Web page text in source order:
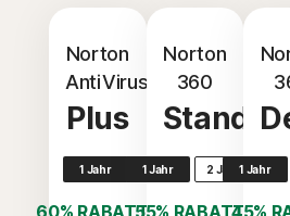
Norton
AntiVirus
Plus
1 Jahr
Norton
360
1 Jahr 2 Jahre1 Jahr